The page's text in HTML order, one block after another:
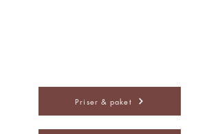
Priser & paket